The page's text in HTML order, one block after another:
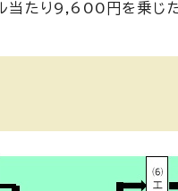
当たり9,600円を乗じ